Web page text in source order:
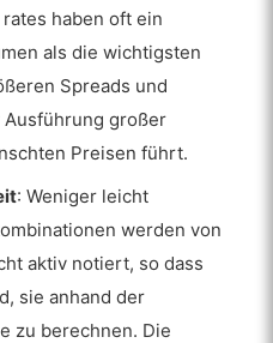
rates haben oft ein
als die wichtigsten
Spreads und
großer
Preisen führt.
: Weniger leicht
werden von
aktiv notiert, so dass
sie anhand der
zu berechnen. Die